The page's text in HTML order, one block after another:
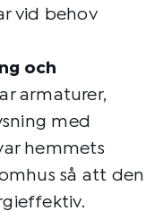
vid behov
och
armaturer,
med
hemmets
så att den